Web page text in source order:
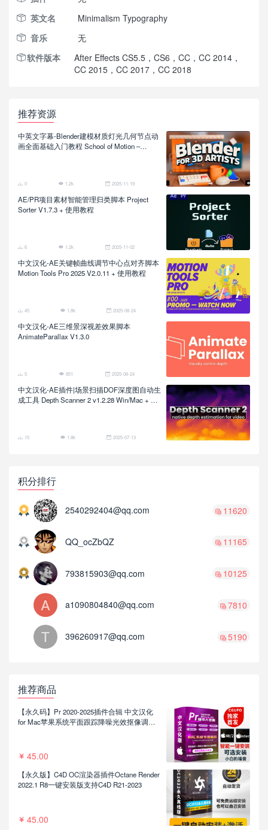
英文名
Minimalism Typography
音乐
无
软件版本
After Effects CS5.5，CS6，CC，CC 2014，
CC 2015，CC 2017，CC 2018
推荐资源
中英文字幕-Blender建模材质灯光几何节点动
画全面基础入门教程 School of Motion –
0 1.2k 2025-11-19
AE/PR项目素材智能管理归类脚本 Project
Sorter V1.7.3 + 使用教程
6 1.2k 2025-11-02
中文汉化-AE关键帧曲线调节中心点对齐脚本
Motion Tools Pro 2025 V2.0.11 + 使用教程
45 1.8k 2025-08-24
中文汉化-AE三维景深视差效果脚本
AnimateParallax V1.3.0
5 851 2025-08-24
中文汉化-AE插件|场景扫描DOF深度图自动生
成工具 Depth Scanner 2 v1.2.28 Win/Mac + 使
15 1.8k 2025-07-13
积分排行
2540292404@qq.com 11620
QQ_ocZbQZ 11165
793815903@qq.com 10125
a1090804840@qq.com 7810
396260917@qq.com 5190
推荐商品
【永久码】Pr 2020-2025插件合辑 中文汉化
for Mac苹果系统平面跟踪降噪光效抠像调色
45.00
【永久版】C4D OC渲染器插件Octane Render
2022.1 R8一键安装版支持C4D R21-2023
45.00